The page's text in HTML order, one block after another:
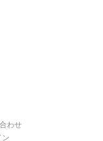
わせ
ン